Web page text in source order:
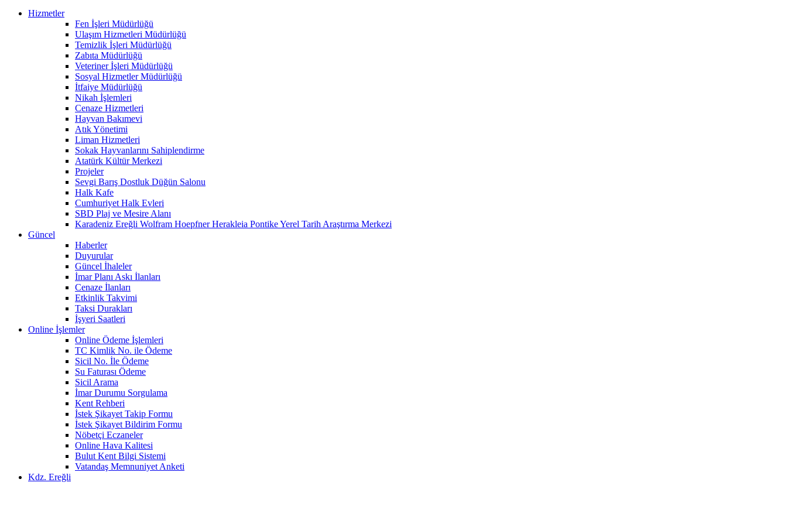
Hizmetler
Fen İşleri Müdürlüğü
Ulaşım Hizmetleri Müdürlüğü
Temizlik İşleri Müdürlüğü
Zabıta Müdürlüğü
Veteriner İşleri Müdürlüğü
Sosyal Hizmetler Müdürlüğü
İtfaiye Müdürlüğü
Nikah İşlemleri
Cenaze Hizmetleri
Hayvan Bakımevi
Atık Yönetimi
Liman Hizmetleri
Sokak Hayvanlarını Sahiplendirme
Atatürk Kültür Merkezi
Projeler
Sevgi Barış Dostluk Düğün Salonu
Halk Kafe
Cumhuriyet Halk Evleri
SBD Plaj ve Mesire Alanı
Karadeniz Ereğli Wolfram Hoepfner Herakleia Pontike Yerel Tarih Araştırma Merkezi
Güncel
Haberler
Duyurular
Güncel İhaleler
İmar Planı Askı İlanları
Cenaze İlanları
Etkinlik Takvimi
Taksi Durakları
İşyeri Saatleri
Online İşlemler
Online Ödeme İşlemleri
TC Kimlik No. ile Ödeme
Sicil No. İle Ödeme
Su Faturası Ödeme
Sicil Arama
İmar Durumu Sorgulama
Kent Rehberi
İstek Şikayet Takip Formu
İstek Şikayet Bildirim Formu
Nöbetçi Eczaneler
Online Hava Kalitesi
Bulut Kent Bilgi Sistemi
Vatandaş Memnuniyet Anketi
Kdz. Ereğli